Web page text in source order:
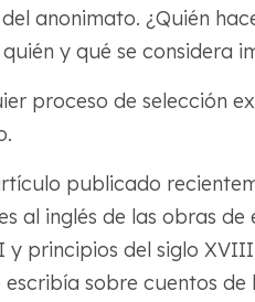
anonimato. ¿Quién
y qué se considera
proceso de selección
publicado
al inglés de las obras de
principios del siglo
sobre cuentos de